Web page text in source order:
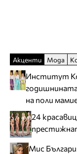
Акценти Мода
Институт
на поли
24
Мис